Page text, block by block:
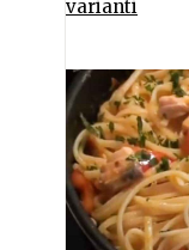
varianti